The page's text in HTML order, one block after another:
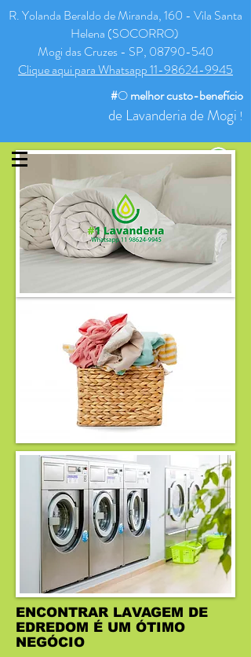
R. Yolanda Beraldo de Miranda, 160 - Vila Santa
Helena (SOCORRO)
Mogi das Cruzes - SP, 08790-540
Clique aqui para Whatsapp 11-98624-9945
#Omelhorcusto-benefício
de Lavanderia de Mogi !
ENCONTRAR LAVAGEM DE
EDREDOM É UM ÓTIMO
NEGÓCIO